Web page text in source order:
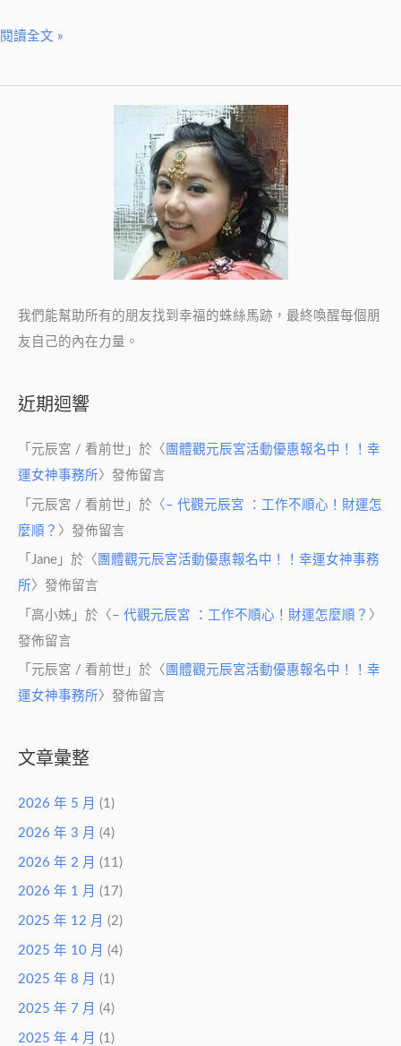
閱讀全文 »
我們能幫助所有的朋友找到幸福的蛛絲馬跡，最終喚醒每個朋
友自己的內在力量。
近期迴響
「 元辰宮 / 看前世 」於〈 團體觀元辰宮活動優惠報名中！！幸
運女神事務所 〉發佈留言
「 元辰宮 / 看前世 」於〈 – 代觀元辰宮 ：工作不順心！財運怎
麼順？ 〉發佈留言
「 Jane 」於〈 團體觀元辰宮活動優惠報名中！！幸運女神事務
所〉發佈留言
「 高小姊 」於〈 – 代觀元辰宮 ：工作不順心！財運怎麼順？ 〉
發佈留言
「 元辰宮 / 看前世 」於〈 團體觀元辰宮活動優惠報名中！！幸
運女神事務所〉發佈留言
文章彙整
2026 年 5 月 (1)
2026 年 3 月 (4)
2026 年 2 月 (11)
2026 年 1 月 (17)
2025 年 12 月 (2)
2025 年 10 月 (4)
2025 年 8 月 (1)
2025 年 7 月 (4)
2025 年 4 月 (1)